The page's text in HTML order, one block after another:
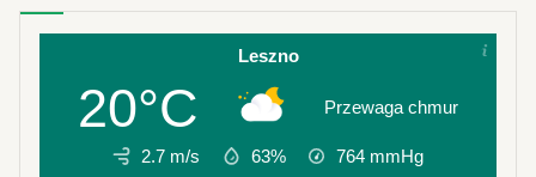
Leszno
20°C Przewaga chmur
2.7 m/s 63% 764 mmHg